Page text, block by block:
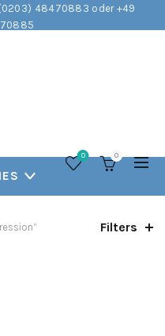
48470883 oder +49
0 0
Filters